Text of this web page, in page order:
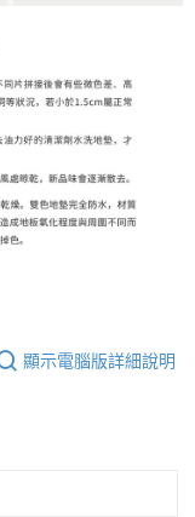
顯示電腦版詳細說明